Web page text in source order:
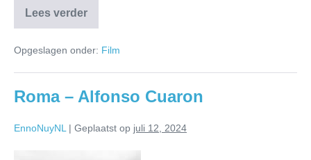
Lees verder
Opgeslagen onder: Film
Roma – Alfonso Cuaron
EnnoNuyNL | Geplaatst op juli 12, 2024